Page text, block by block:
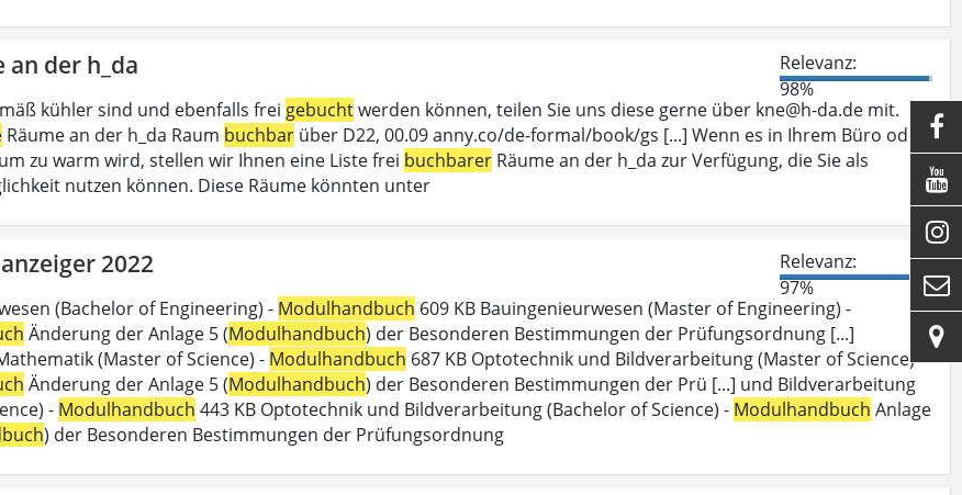
an der h_da
Relevanz:
98%
kühler sind und ebenfalls frei gebuchtwerden können, teilen Sie uns diese gerne über kne@h-da.de mit.
Räume an der h_da Raum buchbar über D22, 00.09 anny.co/de-formal/book/gs [...] Wenn es in Ihrem Büro oder
zu warm wird, stellen wir Ihnen eine Liste frei buchbarer Räume an der h_da zur Verfügung, die Sie als
nutzen können. Diese Räume könnten unter
2022
Relevanz:
97%
(Bachelor of Engineering) - Modulhandbuch 609 KB Bauingenieurwesen (Master of Engineering) -
Änderung der Anlage 5 (Modulhandbuch) der Besonderen Bestimmungen der Prüfungsordnung [...]
(Master of Science) - Modulhandbuch 687 KB Optotechnik und Bildverarbeitung (Master of Science) -
Änderung der Anlage 5 (Modulhandbuch) der Besonderen Bestimmungen der Prü [...] und Bildverarbeitung
- Modulhandbuch 443 KB Optotechnik und Bildverarbeitung (Bachelor of Science) - Modulhandbuch Anlage
) der Besonderen Bestimmungen der Prüfungsordnung




